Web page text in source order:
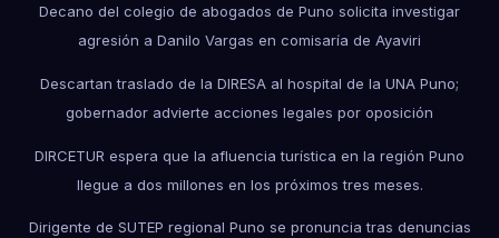
Decano del colegio de abogados de Puno solicita investigar
agresión a Danilo Vargas en comisaría de Ayaviri
Descartan traslado de la DIRESA al hospital de la UNA Puno;
gobernador advierte acciones legales por oposición
DIRCETUR espera que la afluencia turística en la región Puno
llegue a dos millones en los próximos tres meses.
Dirigente de SUTEP regional Puno se pronuncia tras denuncias